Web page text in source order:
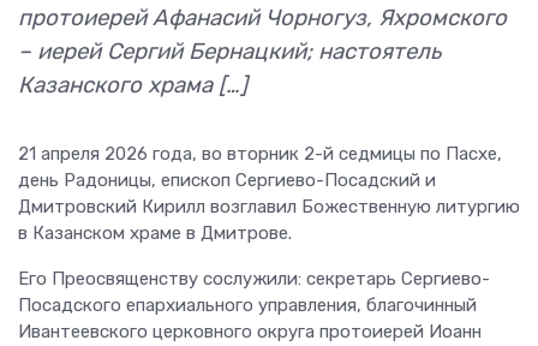
протоиерей Афанасий Чорногуз, Яхромского
– иерей Сергий Бернацкий; настоятель
Казанского храма […]
21 апреля 2026 года, во вторник 2-й седмицы по Пасхе,
день Радоницы, епископ Сергиево-Посадский и
Дмитровский Кирилл возглавил Божественную литургию
в Казанском храме в Дмитрове.
Его Преосвященству сослужили: секретарь Сергиево-
Посадского епархиального управления, благочинный
Ивантеевского церковного округа протоиерей Иоанн